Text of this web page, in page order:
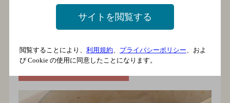
トマトの水煮をつぶして加え、金麦、水、ローリエ、塩を
加えて煮る。
手順8 煮込む（2）
サイトを閲覧する
閲覧することにより、 利用規約 プライバシーポリシー 、およ
び Cookie の使用に同意したことになります。